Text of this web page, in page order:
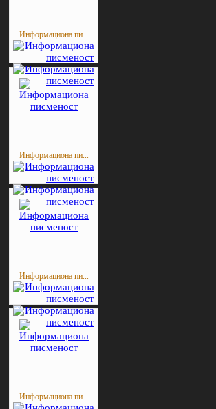
Информациона пи...
Информациона пи...
Информациона пи...
Информациона пи...